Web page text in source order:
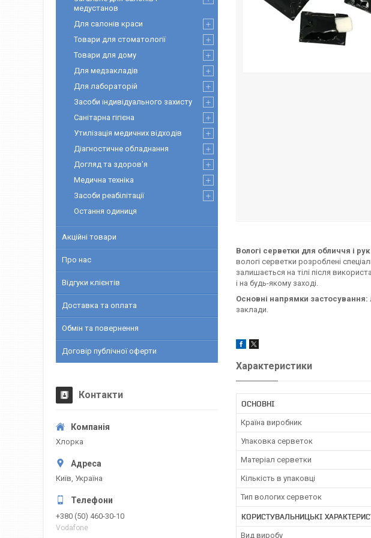
Вологі серветки для обличчя і
вологі серветки розроблені
залишається на тілі після
і на будь-якому заході.
Основні напрямки застосування:
заклади.
Характеристики
ОСНОВНІ
Країна виробник
Упаковка серветок
Матеріал серветки
Кількість в упаковці
Тип вологих серветок
КОРИСТУВАЛЬНИЦЬКІ
Вид виробу
медустанов
Для салонів краси
Товари для стоматології
Товари для дому
Для медзакладів
Для лабораторій
Засоби індивідуального захисту
Санітарна гігієна
Утилізація медичних відходів
Діагностичне обладнання
Догляд та здоров'я
Медична техніка
Засоби реабілітації
Остання одиниця
Акційні товари
Про нас
Відгуки клієнтів
Доставка та оплата
Обмін та повернення
Договір публічної оферти
Контакти
Хлорка
Київ, Україна
+380 (50) 460-30-10
Vodafone